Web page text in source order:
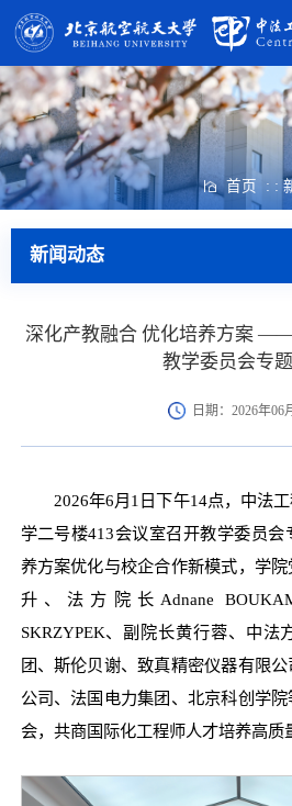
首页 : :
新闻动态
深化产教融合 优化培养方案
教学委员会专
日期：2026年06
2026年6月1日下午14点，中法
学二号楼413会议室召开教学委员
养方案优化与校企合作新模式，学
升、法方院长Adnane
SKRZYPEK、副院长黄行蓉、中法
团、斯伦贝谢、致真精密仪器有限
公司、法国电力集团、北京科创学
会，共商国际化工程师人才培养高质